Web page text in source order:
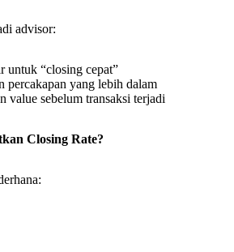
advisor:
untuk “closing cepat”
percakapan yang lebih dalam
value sebelum transaksi terjadi
Closing Rate?